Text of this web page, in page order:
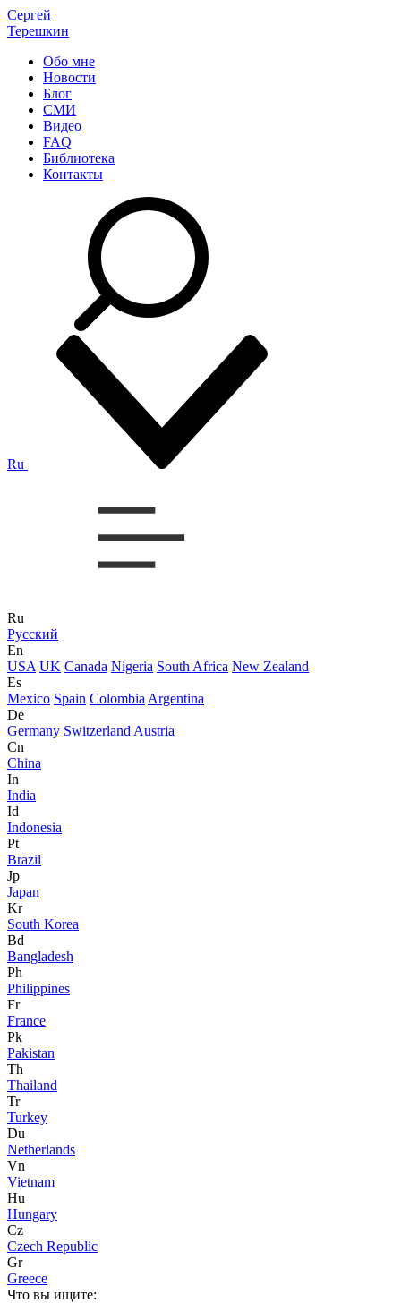
Сергей
Терешкин
Обо мне
Новости
Блог
СМИ
Видео
FAQ
Библиотека
Контакты
Ru
Ru
Русский
En
USA UK Canada Nigeria South Africa New Zealand
Es
Mexico Spain Colombia Argentina
De
Germany Switzerland Austria
Cn
China
In
India
Id
Indonesia
Pt
Brazil
Jp
Japan
Kr
South Korea
Bd
Bangladesh
Ph
Philippines
Fr
France
Pk
Pakistan
Th
Thailand
Tr
Turkey
Du
Netherlands
Vn
Vietnam
Hu
Hungary
Cz
Czech Republic
Gr
Greece
Что вы ищите: